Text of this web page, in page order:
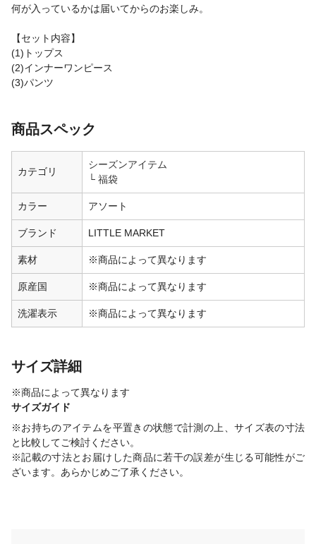
何が入っているかは届いてからのお楽しみ。
【セット内容】
(1)トップス
(2)インナーワンピース
(3)パンツ
商品スペック
カテゴリ
シーズンアイテム
福袋
カラー アソート
ブランド LITTLE MARKET
素材 ※商品によって異なります
原産国 ※商品によって異なります
洗濯表示 ※商品によって異なります
サイズ詳細
※商品によって異なります
サイズガイド
※お持ちのアイテムを平置きの状態で計測の上、サイズ表の寸法
と比較してご検討ください。
※記載の寸法とお届けした商品に若干の誤差が生じる可能性がご
ざいます。あらかじめご了承ください。